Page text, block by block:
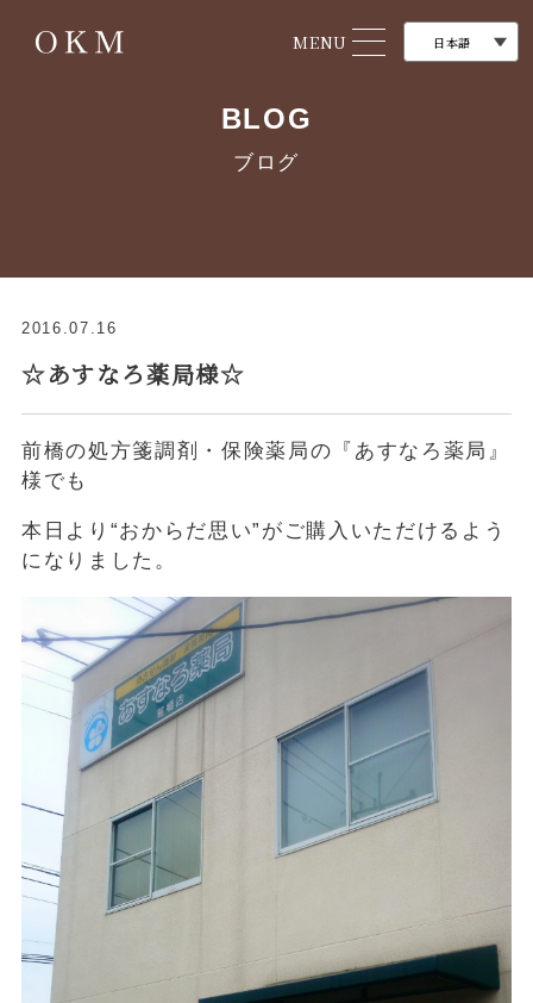
MENU
BLOG
ブログ
2016.07.16
☆あすなろ薬局様☆
前橋の処方箋調剤・保険薬局の『あすなろ薬局』
様でも
本日より“おからだ思い”がご購入いただけるよう
になりました。